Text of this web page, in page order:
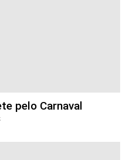
pelo Carnaval